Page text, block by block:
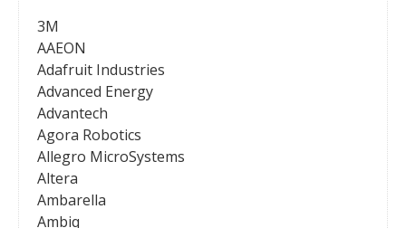
3M
AAEON
Adafruit Industries
Advanced Energy
Advantech
Agora Robotics
Allegro MicroSystems
Altera
Ambarella
Ambiq